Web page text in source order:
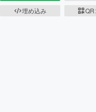
埋め込み
QR